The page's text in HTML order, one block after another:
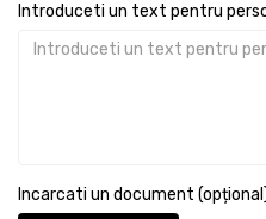
Introduceti un text pentru
Incarcati un document